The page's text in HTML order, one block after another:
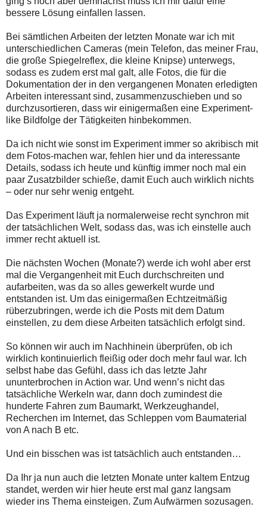
bessere Lösung einfallen lassen.
Bei sämtlichen Arbeiten der letzten Monate war ich mit
unterschiedlichen Cameras (mein Telefon, das meiner Frau,
die große Spiegelreflex, die kleine Knipse) unterwegs,
sodass es zudem erst mal galt, alle Fotos, die für die
Dokumentation der in den vergangenen Monaten erledigten
Arbeiten interessant sind, zusammenzuschieben und so
durchzusortieren, dass wir einigermaßen eine Experiment-
like Bildfolge der Tätigkeiten hinbekommen.
Da ich nicht wie sonst im Experiment immer so akribisch mit
dem Fotos-machen war, fehlen hier und da interessante
Details, sodass ich heute und künftig immer noch mal ein
paar Zusatzbilder schieße, damit Euch auch wirklich nichts
– oder nur sehr wenig entgeht.
Das Experiment läuft ja normalerweise recht synchron mit
der tatsächlichen Welt, sodass das, was ich einstelle auch
immer recht aktuell ist.
Die nächsten Wochen (Monate?) werde ich wohl aber erst
mal die Vergangenheit mit Euch durchschreiten und
aufarbeiten, was da so alles gewerkelt wurde und
entstanden ist. Um das einigermaßen Echtzeitmäßig
rüberzubringen, werde ich die Posts mit dem Datum
einstellen, zu dem diese Arbeiten tatsächlich erfolgt sind.
So können wir auch im Nachhinein überprüfen, ob ich
wirklich kontinuierlich fleißig oder doch mehr faul war. Ich
selbst habe das Gefühl, dass ich das letzte Jahr
ununterbrochen in Action war. Und wenn’s nicht das
tatsächliche Werkeln war, dann doch zumindest die
hunderte Fahren zum Baumarkt, Werkzeughandel,
Recherchen im Internet, das Schleppen vom Baumaterial
von A nach B etc.
Und ein bisschen was ist tatsächlich auch entstanden…
Da Ihr ja nun auch die letzten Monate unter kaltem Entzug
standet, werden wir hier heute erst mal ganz langsam
wieder ins Thema einsteigen. Zum Aufwärmen sozusagen.